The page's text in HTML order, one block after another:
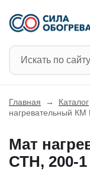
Главная → Каталог
нагревательный
Мат
СТН, 200-1